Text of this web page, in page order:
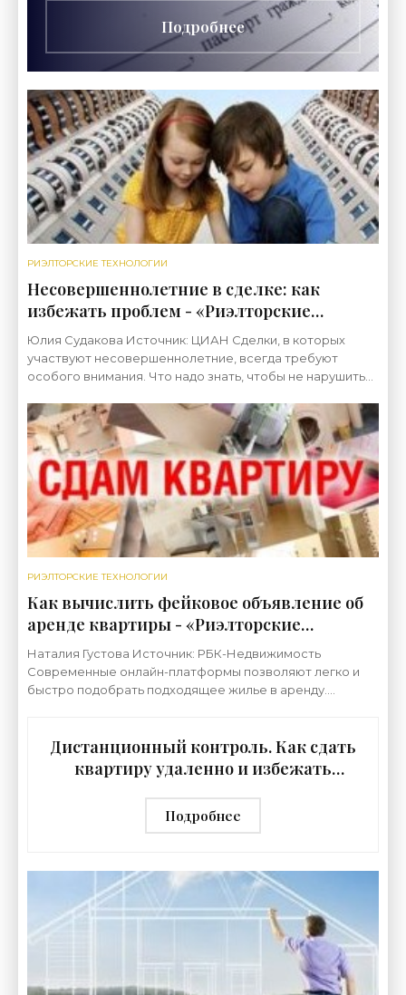
Подробнее
РИЭЛТОРСКИЕ ТЕХНОЛОГИИ
Несовершеннолетние в сделке: как
избежать проблем - «Риэлторские
технологии»
Юлия Судакова Источник: ЦИАН Сделки, в которых
участвуют несовершеннолетние, всегда требуют
особого внимания. Что надо знать, чтобы не нарушить
РИЭЛТОРСКИЕ ТЕХНОЛОГИИ
Как вычислить фейковое объявление об
аренде квартиры - «Риэлторские
технологии»
Наталия Густова Источник: РБК-Недвижимость
Современные онлайн-платформы позволяют легко и
быстро подобрать подходящее жилье в аренду.
Дистанционный контроль. Как сдать
квартиру удаленно и избежать
Подробнее